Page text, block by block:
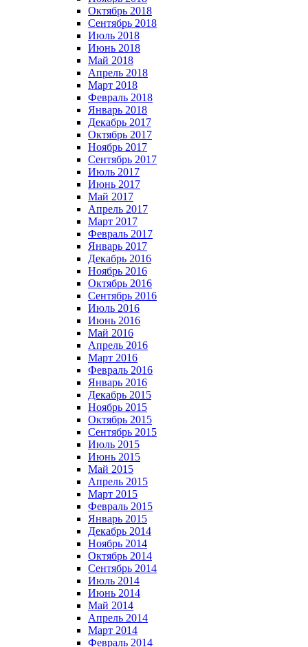
Октябрь 2018
Сентябрь 2018
Июль 2018
Июнь 2018
Май 2018
Апрель 2018
Март 2018
Февраль 2018
Январь 2018
Декабрь 2017
Октябрь 2017
Ноябрь 2017
Сентябрь 2017
Июль 2017
Июнь 2017
Май 2017
Апрель 2017
Март 2017
Февраль 2017
Январь 2017
Декабрь 2016
Ноябрь 2016
Октябрь 2016
Сентябрь 2016
Июль 2016
Июнь 2016
Май 2016
Апрель 2016
Март 2016
Февраль 2016
Январь 2016
Декабрь 2015
Ноябрь 2015
Октябрь 2015
Сентябрь 2015
Июль 2015
Июнь 2015
Май 2015
Апрель 2015
Март 2015
Февраль 2015
Январь 2015
Декабрь 2014
Ноябрь 2014
Октябрь 2014
Сентябрь 2014
Июль 2014
Июнь 2014
Май 2014
Апрель 2014
Март 2014
Февраль 2014